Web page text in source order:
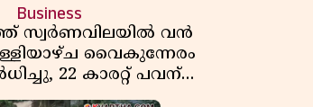
Business
സ്വർണവിലയിൽ വൻ
വൈകുന്നേരം
22 കാരറ്റ് പവന്
രൂപയായി